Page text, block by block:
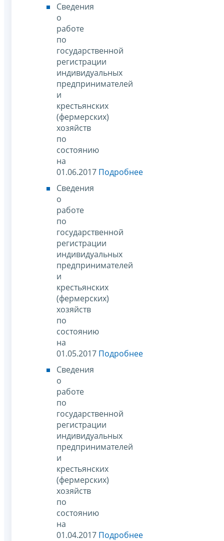
Сведения
о
работе
по
государственной
регистрации
индивидуальных
предпринимателей
и
крестьянских
(фермерских)
хозяйств
по
состоянию
на
01.06.2017 Подробнее
Сведения
о
работе
по
государственной
регистрации
индивидуальных
предпринимателей
и
крестьянских
(фермерских)
хозяйств
по
состоянию
на
01.05.2017 Подробнее
Сведения
о
работе
по
государственной
регистрации
индивидуальных
предпринимателей
и
крестьянских
(фермерских)
хозяйств
по
состоянию
на
01.04.2017 Подробнее